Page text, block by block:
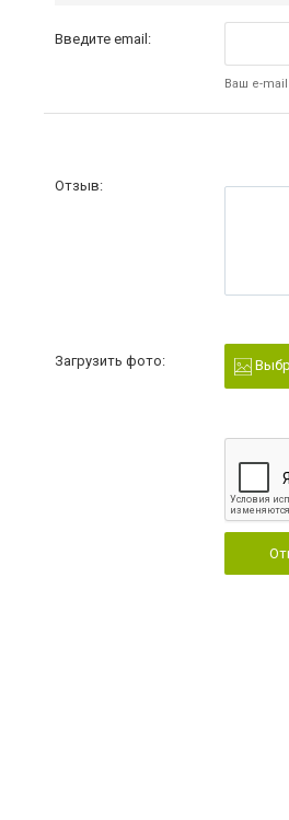
Введите email:
Ваш e-mail
Отзыв:
Загрузить фото: